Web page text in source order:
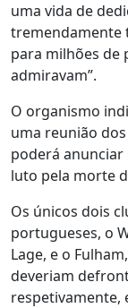
uma vida de
tremendamente
para milhões de
admiravam”.
O organismo
uma reunião
poderá
luto pela morte
Os únicos dois
portugueses, o
Lage, e o
deveriam
respetivamente,